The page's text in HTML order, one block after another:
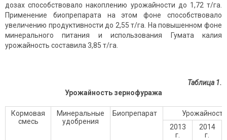
дозах способствовало накоплению урожайности до 1,72 т/га.
Применение биопрепарата на этом фоне способствовало
увеличению продуктивности до 2,55 т/га. На повышенном фоне
минерального питания и использования Гумата калия
урожайность составила 3,85 т/га.
Таблица 1.
Урожайность зернофуража
Кормовая
смесь
Минеральные
удобрения
Биопрепарат
2013
г.
2014
г.